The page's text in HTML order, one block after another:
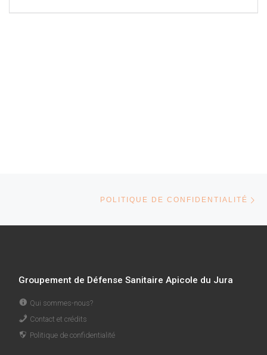
Parcourir les articlesPOLITIQUE DE CONFIDENTIALITÉ
Groupement de Défense Sanitaire Apicole du Jura
Qui sommes-nous?
Contact et crédits
Politique de confidentialité